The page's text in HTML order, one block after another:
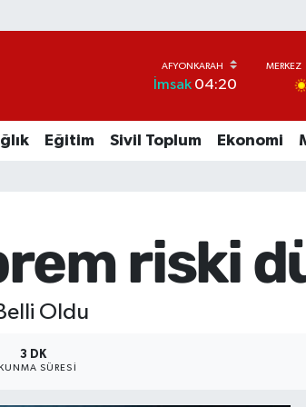
İmsak04:20
Eğitim Sivil Toplum Ekonomi
riski
Oldu
3 DK
SÜRESI